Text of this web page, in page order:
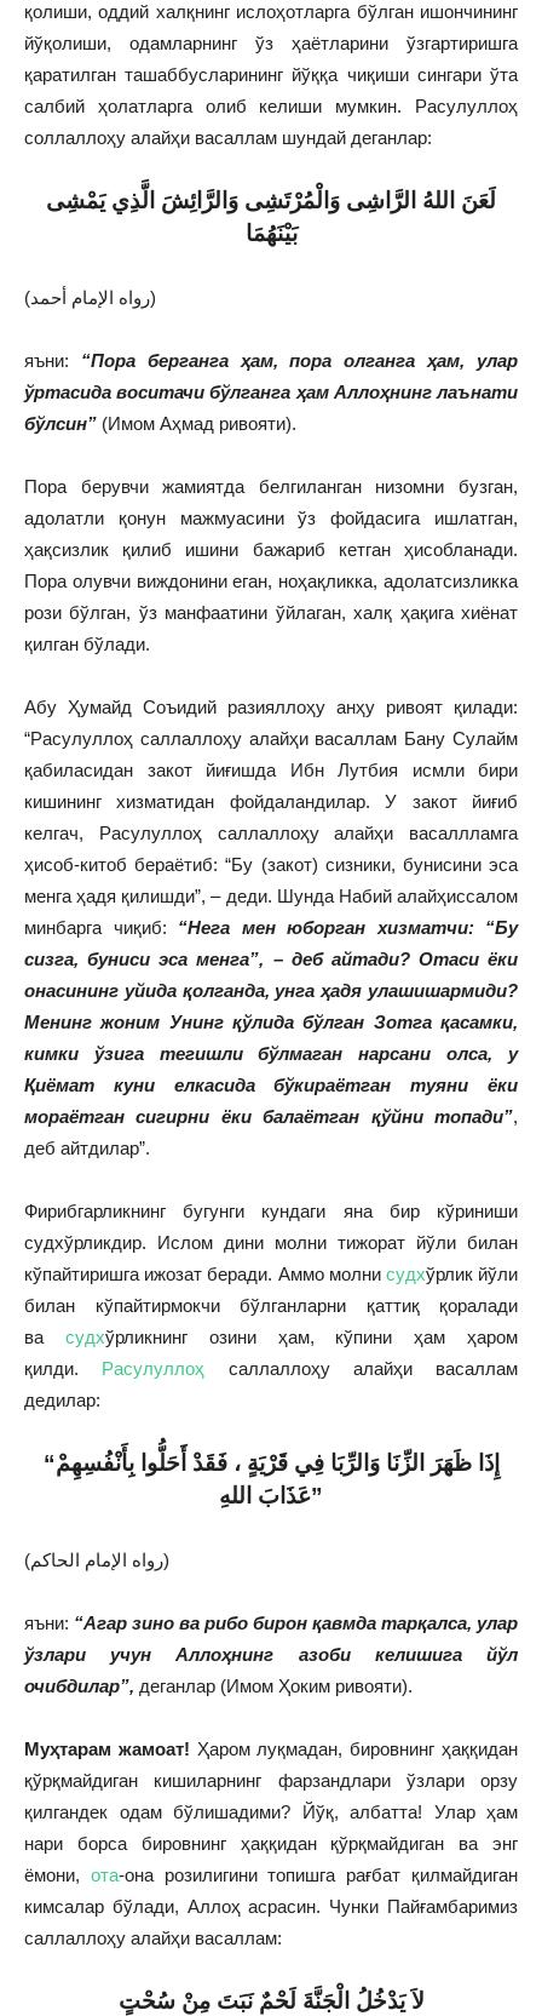
қолиши, оддий халқнинг ислоҳотларга бўлган ишончининг
йўқолиши, одамларнинг ўз ҳаётларини ўзгартиришга
қаратилган ташаббусларининг йўққа чиқиши сингари ўта
салбий ҳолатларга олиб келиши мумкин. Расулуллоҳ
соллаллоҳу алайҳи васаллам шундай деганлар:
لعَنَ اللهُ الرَّاشِى وَالْمُرْتَشِى وَالرَّائِشَ الَّذِي يَمْشِى
بَيْنَهُمَا
(رواه الإمام أحمد)
яъни: “Пора берганга ҳам, пора олганга ҳам, улар
ўртасида воситачи бўлганга ҳам Аллоҳнинг лаънати
бўлсин” (Имом Аҳмад ривояти).
Пора берувчи жамиятда белгиланган низомни бузган,
адолатли қонун мажмуасини ўз фойдасига ишлатган,
ҳақсизлик қилиб ишини бажариб кетган ҳисобланади.
Пора олувчи виждонини еган, ноҳақликка, адолатсизликка
рози бўлган, ўз манфаатини ўйлаган, халқ ҳақига хиёнат
қилган бўлади.
Абу Ҳумайд Соъидий разияллоҳу анҳу ривоят қилади:
“Расулуллоҳ саллаллоҳу алайҳи васаллам Бану Сулайм
қабиласидан закот йиғишда Ибн Лутбия исмли бири
кишининг хизматидан фойдаландилар. У закот йиғиб
келгач, Расулуллоҳ саллаллоҳу алайҳи васаллламга
ҳисоб-китоб бераётиб: “Бу (закот) сизники, бунисини эса
менга ҳадя қилишди”, – деди. Шунда Набий алайҳиссалом
минбарга чиқиб: “Нега мен юборган хизматчи: “Бу
сизга, буниси эса менга”, – деб айтади? Отаси ёки
онасининг уйида қолганда, унга ҳадя улашишармиди?
Менинг жоним Унинг қўлида бўлган Зотга қасамки,
кимки ўзига тегишли бўлмаган нарсани олса, у
Қиёмат куни елкасида бўкираётган туяни ёки
мораётган сигирни ёки балаётган қўйни топади”,
деб айтдилар”.
Фирибгарликнинг бугунги кундаги яна бир кўриниши
судхўрликдир. Ислом дини молни тижорат йўли билан
кўпайтиришга ижозат беради. Аммо молни судхўрлик йўли
билан кўпайтирмокчи бўлганларни қаттиқ қоралади
ва судхўрликнинг озини ҳам, кўпини ҳам ҳаром
қилди. Расулуллоҳ саллаллоҳу алайҳи васаллам
дедилар:
“إِذَا ظَهَرَ الزِّنَا وَالرِّبَا فِي قَرْيَةٍ ، فَقَدْ أَحَلُّوا بِأَنْفُسِهِمْ
عَذَابَ اللهِ”
(رواه الإمام الحاكم)
яъни: “Агар зино ва рибо бирон қавмда тарқалса, улар
ўзлари учун Аллоҳнинг азоби келишига йўл
очибдилар”, деганлар (Имом Ҳоким ривояти).
Муҳтарам жамоат! Ҳаром луқмадан, бировнинг ҳаққидан
қўрқмайдиган кишиларнинг фарзандлари ўзлари орзу
қилгандек одам бўлишадими? Йўқ, албатта! Улар ҳам
нари борса бировнинг ҳаққидан қўрқмайдиган ва энг
ёмони, ота-она розилигини топишга рағбат қилмайдиган
кимсалар бўлади, Аллоҳ асрасин. Чунки Пайғамбаримиз
саллаллоҳу алайҳи васаллам:
لايَدْخُلُ الْجَنَّةَ لَحْمٌ نَبَتَ مِنْ سُحْتٍ